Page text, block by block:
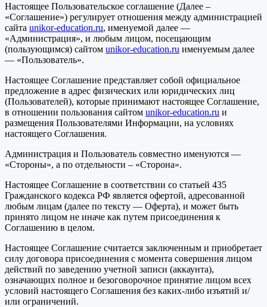
Настоящее Пользовательское соглашение (Далее –
«Соглашение») регулирует отношения между администрацией
сайта unikor-education.ru, именуемой далее —
«Администрация», и любым лицом, посещающим
(пользующимся) сайтом unikor-education.ru именуемым далее
— «Пользователь».
Настоящее Соглашение представляет собой официальное
предложение в адрес физических или юридических лиц
(Пользователей), которые принимают настоящее Соглашение,
в отношении пользования сайтом unikor-education.ru и
размещения Пользователями Информации, на условиях
настоящего Соглашения.
Администрация и Пользователь совместно именуются —
«Стороны», а по отдельности – «Сторона».
Настоящее Соглашение в соответствии со статьей 435
Гражданского кодекса РФ является офертой, адресованной
любым лицам (далее по тексту — Оферта), и может быть
принято лицом не иначе как путем присоединения к
Соглашению в целом.
Настоящее Соглашение считается заключенным и приобретает
силу договора присоединения с момента совершения лицом
действий по заведению учетной записи (аккаунта),
означающих полное и безоговорочное принятие лицом всех
условий настоящего Соглашения без каких-либо изъятий и/
или ограничений.